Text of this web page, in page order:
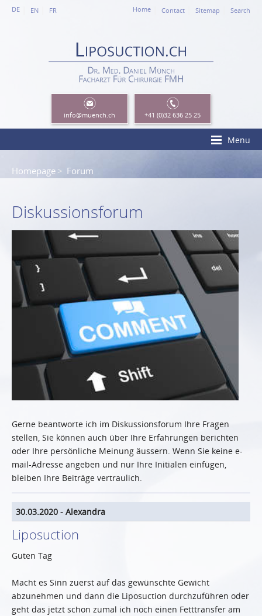
DE EN FR Home Contact Sitemap Search
Menu
Homepage Forum
Diskussionsforum
Gerne beantworte ich im Diskussionsforum Ihre Fragen
stellen, Sie können auch über Ihre Erfahrungen berichten
oder Ihre persönliche Meinung äussern. Wenn Sie keine e-
mail-Adresse angeben und nur Ihre Initialen einfügen,
bleiben Ihre Beiträge vertraulich.
30.03.2020 - Alexandra
Liposuction
Guten Tag
Macht es Sinn zuerst auf das gewünschte Gewicht
abzunehmen und dann die Liposuction durchzuführen oder
geht das jetzt schon zumal ich noch einen Fetttransfer am
info@muench.ch +41 (0)32 636 25 25